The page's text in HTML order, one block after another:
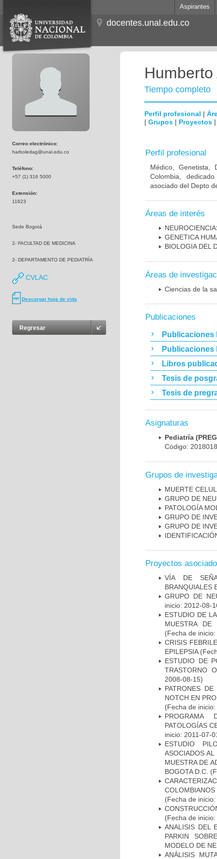
Aspirantes
docentes.unal.edu.co
Correo electrónico:
harboledag@unal.edu.co
Teléfono:
+57 (1) 316 5000
Extensión:
11623
Sede Bogotá
2- FACULTAD DE MEDICINA
2- DEPARTAMENTO DE PEDIATRÍA
CVLAC
Descargar hoja de vida
Regresar
Tiempo completo
Perfil profesional |
| Grupos | Proyectos
Perfil profesional
Médico, Genetista,
Colombia,
asociado del Depto
Áreas de interés
GENETICA
BIOLOGIA DEL
Áreas de
Ciencias de la
Publicaciones
Publicaciones
Publicaciones
Libros
Tesis de
Tesis de
Asignaturas
Pediatría
Código:
Grupos de
MUERTE
GRUPO DE
PATOLOGÍA
GRUPO DE
GRUPO DE
Proyectos
VÍA DE
BRANQUIALES
GRUPO DE
inicio: 2012-08-
ESTUDIO DE
MUESTRA DE
(Fecha de
CRISIS
EPILEPSIA
ESTUDIO DE
TRASTORNO
2008-08-15)
PATRONES
NOTCH EN
(Fecha de
PROGRAMA
PATOLOGÍAS
inicio: 2011-07-
ESTUDIO
ASOCIADOS
MUESTRA DE
BOGOTA D.C.
(Fecha de
(Fecha de
ANALISIS DEL
PARKIN
MODELO DE
ANÁLISIS